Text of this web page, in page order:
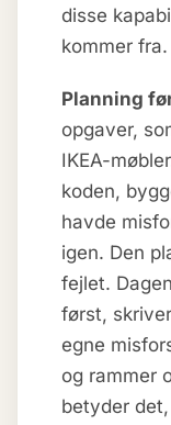
disse
kommer
Planning
opgaver,
IKEA-
koden,
havde
igen. Den
fejlet.
først,
egne
og rammer
betyder